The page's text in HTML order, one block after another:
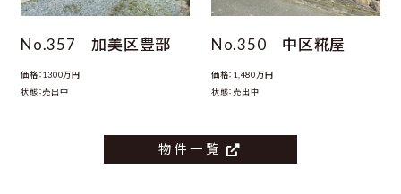
No.357 加美区豊部
価格：1300万円
状態：売出中
No.350 中区糀屋
価格：1,480万円
状態：売出中
物件一覧